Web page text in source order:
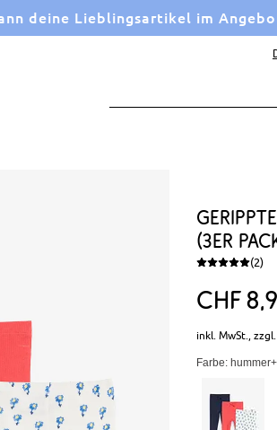
deine Lieblingsartikel im
(3er
(2)
CHF8
inkl. MwSt., zzgl.
Farbe: